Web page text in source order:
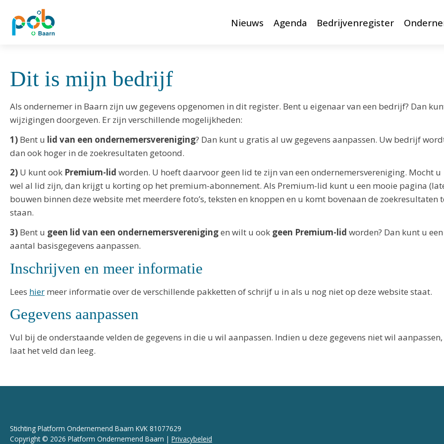
Nieuws Agenda Bedrijvenregister
Dit is mijn bedrijf
Als ondernemer in Baarn zijn uw gegevens opgenomen in dit register. Bent u eigenaar van een bedrijf? Dan
wijzigingen doorgeven. Er zijn verschillende mogelijkheden:
1) Bent u lid van een ondernemersvereniging? Dan kunt u gratis al uw gegevens aanpassen. Uw bedrijf
dan ook hoger in de zoekresultaten getoond.
2) U kunt ook Premium-lid worden. U hoeft daarvoor geen lid te zijn van een ondernemersvereniging. Mocht u
wel al lid zijn, dan krijgt u korting op het premium-abonnement. Als Premium-lid kunt u een mooie pagina
bouwen binnen deze website met meerdere foto’s, teksten en knoppen en u komt bovenaan de zoekresultaten
staan.
3) Bent u geen lid van een ondernemersverenigingen wilt u ook geen Premium-lid worden? Dan kunt u een
aantal basisgegevens aanpassen.
Inschrijven en meer informatie
Lees hier meer informatie over de verschillende pakketten of schrijf u in als u nog niet op deze website staat.
Gegevens aanpassen
Vul bij de onderstaande velden de gegevens in die u wil aanpassen. Indien u deze gegevens niet wil aanpassen,
laat het veld dan leeg.
Stichting Platform Ondernemend Baarn KVK 81077629
Copyright © 2026 Platform Ondernemend Baarn | Privacybeleid